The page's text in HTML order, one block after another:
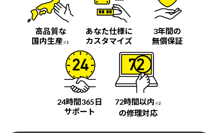
高品質な
国内生産※1
あなた仕様に
カスタマイズ
3年間の
無償保証
24時間365日
サポート
72時間以内 ※2
の修理対応